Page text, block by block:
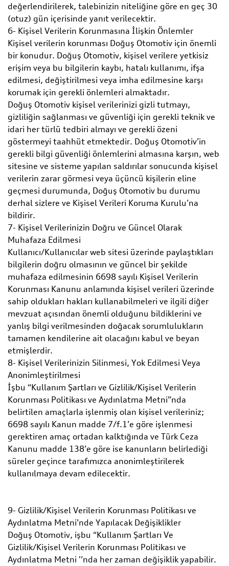
değerlendirilerek, talebinizin niteliğine göre en geç 30
(otuz) gün içerisinde yanıt verilecektir.
6- Kişisel Verilerin Korunmasına İlişkin Önlemler
Kişisel verilerin korunması Doğuş Otomotiv için önemli
bir konudur. Doğuş Otomotiv, kişisel verilere yetkisiz
erişim veya bu bilgilerin kaybı, hatalı kullanımı, ifşa
edilmesi, değiştirilmesi veya imha edilmesine karşı
korumak için gerekli önlemleri almaktadır.
Doğuş Otomotiv kişisel verilerinizi gizli tutmayı,
gizliliğin sağlanması ve güvenliği için gerekli teknik ve
idari her türlü tedbiri almayı ve gerekli özeni
göstermeyi taahhüt etmektedir. Doğuş Otomotiv’in
gerekli bilgi güvenliği önlemlerini almasına karşın, web
sitesine ve sisteme yapılan saldırılar sonucunda kişisel
verilerin zarar görmesi veya üçüncü kişilerin eline
geçmesi durumunda, Doğuş Otomotiv bu durumu
derhal sizlere ve Kişisel Verileri Koruma Kurulu’na
bildirir.
7- Kişisel Verilerinizin Doğru ve Güncel Olarak
Muhafaza Edilmesi
Kullanıcı/Kullanıcılar web sitesi üzerinde paylaştıkları
bilgilerin doğru olmasının ve güncel bir şekilde
muhafaza edilmesinin 6698 sayılı Kişisel Verilerin
Korunması Kanunu anlamında kişisel verileri üzerinde
sahip oldukları hakları kullanabilmeleri ve ilgili diğer
mevzuat açısından önemli olduğunu bildiklerini ve
yanlış bilgi verilmesinden doğacak sorumlulukların
tamamen kendilerine ait olacağını kabul ve beyan
etmişlerdir.
8- Kişisel Verilerinizin Silinmesi, Yok Edilmesi Veya
Anonimleştirilmesi
İşbu “Kullanım Şartları ve Gizlilik/Kişisel Verilerin
Korunması Politikası ve Aydınlatma Metni”nda
belirtilen amaçlarla işlenmiş olan kişisel verileriniz;
6698 sayılı Kanun madde 7/f.1’e göre işlenmesi
gerektiren amaç ortadan kalktığında ve Türk Ceza
Kanunu madde 138’e göre ise kanunların belirlediği
süreler geçince tarafımızca anonimleştirilerek
kullanılmaya devam edilecektir.
9- Gizlilik/Kişisel Verilerin Korunması Politikası ve
Aydınlatma Metni’nde Yapılacak Değişiklikler
Doğuş Otomotiv, işbu “Kullanım Şartları Ve
Gizlilik/Kişisel Verilerin Korunması Politikası ve
Aydınlatma Metni '’nda her zaman değişiklik yapabilir.